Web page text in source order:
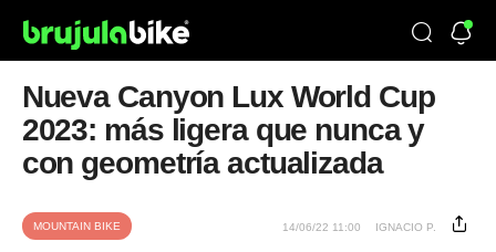
Nueva Canyon Lux World Cup
2023: más ligera que nunca y
con geometría actualizada
MOUNTAIN BIKE 14/06/22 11:00 IGNACIO P.